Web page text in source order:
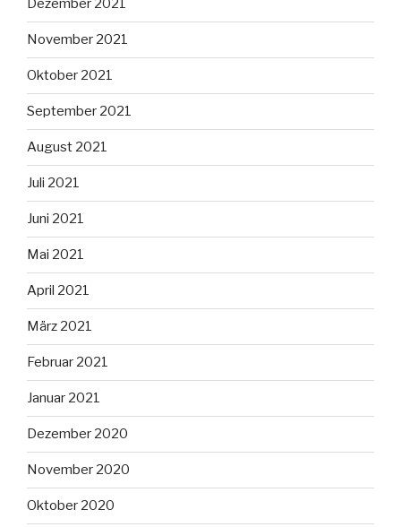
Dezember 2021
November 2021
Oktober 2021
September 2021
August 2021
Juli 2021
Juni 2021
Mai 2021
April 2021
März 2021
Februar 2021
Januar 2021
Dezember 2020
November 2020
Oktober 2020